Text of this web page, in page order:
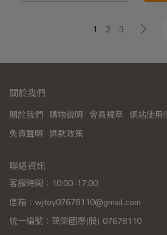
1 2 3
關於我們
關於我們 購物說明 會員規章 網站使用
免責聲明
退款政策
聯絡資訊
客服時間：10:00-17:00
信箱：wjtoy07678110@gmail.com
統一編號：萬榮國際(股) 07678110